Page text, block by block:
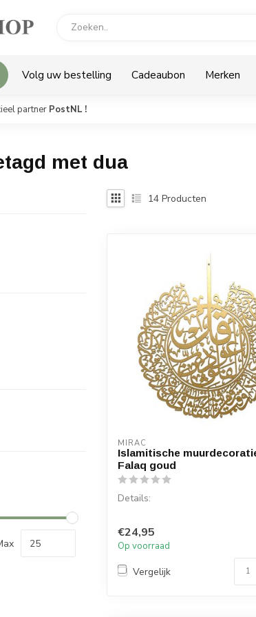
Volg uw bestelling Cadeaubon Merken
partner PostNL !
met dua
14 Producten
MIRAC
Islamitische
Falaq goud
Details:
Materiaal: Hout
Afmetingen: 65 x 55 (hoogte x
€24,95
Op voorraad
Vergelijk